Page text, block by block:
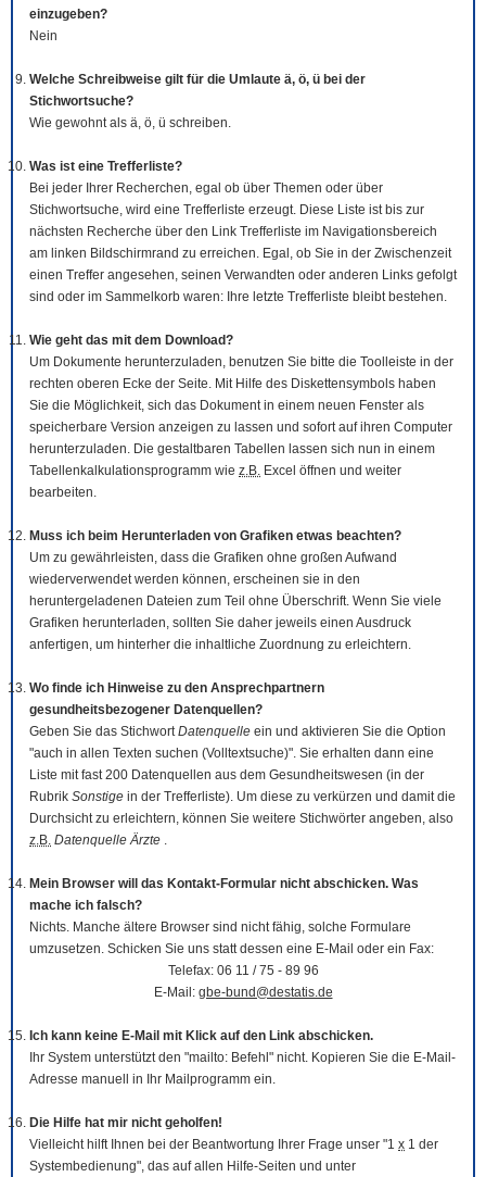
einzugeben?
Nein
Welche Schreibweise gilt für die Umlaute ä, ö, ü bei der
Stichwortsuche?
Wie gewohnt als ä, ö, ü schreiben.
Was ist eine Trefferliste?
Bei jeder Ihrer Recherchen, egal ob über Themen oder über
Stichwortsuche, wird eine Trefferliste erzeugt. Diese Liste ist bis zur
nächsten Recherche über den Link Trefferliste im Navigationsbereich
am linken Bildschirmrand zu erreichen. Egal, ob Sie in der Zwischenzeit
einen Treffer angesehen, seinen Verwandten oder anderen Links gefolgt
sind oder im Sammelkorb waren: Ihre letzte Trefferliste bleibt bestehen.
Wie geht das mit dem Download?
Um Dokumente herunterzuladen, benutzen Sie bitte die Tool leiste in der
rechten oberen Ecke der Seite. Mit Hilfe des Diskettensymbols haben
Sie die Möglichkeit, sich das Dokument in einem neuen Fenster als
speicherbare Version anzeigen zu lassen und sofort auf ihren Computer
herunterzuladen. Die gestaltbaren Tabellen lassen sich nun in einem
Tabellenkalkulationsprogramm wie z.B. Excel öffnen und weiter
bearbeiten.
Muss ich beim Herunterladen von Grafiken etwas beachten?
Um zu gewährleisten, dass die Grafiken ohne großen Aufwand
wiederverwendet werden können, erscheinen sie in den
heruntergeladenen Dateien zum Teil ohne Überschrift. Wenn Sie viele
Grafiken herunterladen, sollten Sie daher jeweils einen Ausdruck
anfertigen, um hinterher die inhaltliche Zuordnung zu erleichtern.
Wo finde ich Hinweise zu den Ansprechpartnern
gesundheitsbezogener Datenquellen?
Geben Sie das StichwortDatenquelle ein und aktivieren Sie die Option
"auch in allen Texten suchen (Volltextsuche)". Sie erhalten dann eine
Liste mit fast 200 Datenquellen aus dem Gesundheitswesen (in der
Rubrik Sonstige in der Trefferliste). Um diese zu verkürzen und damit die
Durchsicht zu erleichtern, können Sie weitere Stichwörter angeben, also
z.B. Datenquelle Ärzte .
Mein Browser will das Kontakt-Formular nicht abschicken. Was
mache ich falsch?
Nichts. Manche ältere Browser sind nicht fähig, solche Formulare
umzusetzen. Schicken Sie uns statt dessen eine E-Mail oder ein Fax:
Telefax: 06 11 / 75 - 89 96
E-Mail: gbe-bund@destatis.de
Ich kann keine E-Mail mit Klick auf den Link abschicken.
Ihr System unterstützt den "mailto: Befehl" nicht. Kopieren Sie die E-Mail-
Adresse manuell in Ihr Mailprogramm ein.
Die Hilfe hat mir nicht geholfen!
Vielleicht hilft Ihnen bei der Beantwortung Ihrer Frage unser "1 x 1 der
Systembedienung", das auf allen Hilfe-Seiten und unter